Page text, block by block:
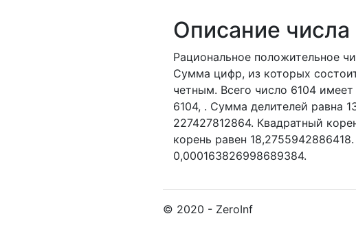
Описание числа
Рациональное положительное
Сумма цифр, из которых
четным. Всего число 6104 имеет
6104, . Сумма делителей равна
227427812864. Квадратный
корень равен
0,000163826998689384.
© 2020 - ZeroInf